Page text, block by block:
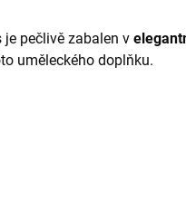
je pečlivě zabalen v
uměleckého doplňku.